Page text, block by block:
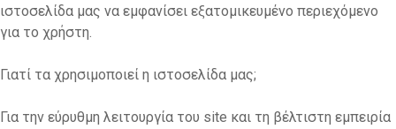
ιστοσελίδα μας να εμφανίσει εξατομικευμένο περιεχόμενο
για το χρήστη.
Γιατί τα χρησιμοποιεί η ιστοσελίδα μας;
Για την εύρυθμη λειτουργία του site και τη βέλτιστη εμπειρία